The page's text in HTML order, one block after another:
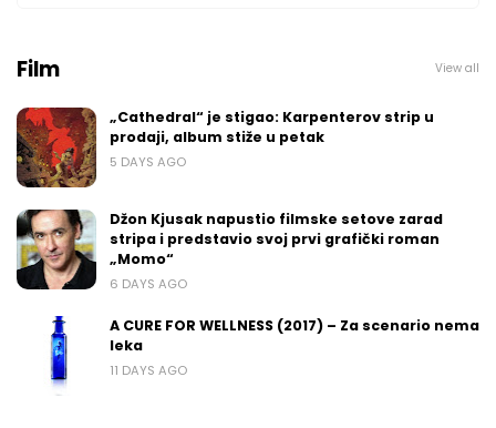
Film View all
„Cathedral“ je stigao: Karpenterov strip u
prodaji, album stiže u petak
5 DAYS AGO
Džon Kjusak napustio filmske setove zarad
stripa i predstavio svoj prvi grafički roman
„Momo“
6 DAYS AGO
A CURE FOR WELLNESS (2017) – Za scenario nema
leka
11 DAYS AGO